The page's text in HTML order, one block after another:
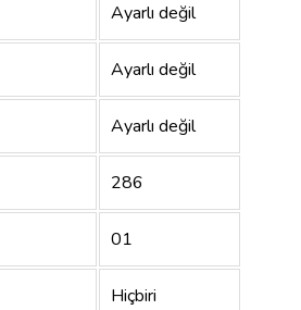
Ayarlı değil
Ayarlı değil
Ayarlı değil
286
01
Hiçbiri